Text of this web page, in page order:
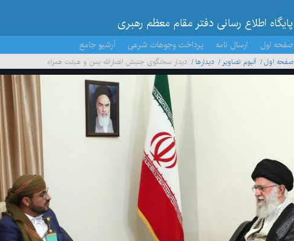
پایگاه اطلاع رسانی دفتر مقام معظم رهبری
صفحه اول ارسال نامه پرداخت وجوهات شرعی آرشیو جامع
صفحه اول آلبوم تصاویر ديدارها
دیدار سخنگوی جنبش انصارالله یمن و هیئت همراه